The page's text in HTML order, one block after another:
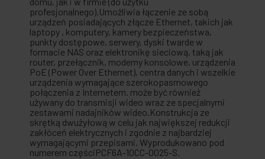
profesjonalnego).Umożliwia łączenie ze sobą
urządzeń posiadających złącze Ethernet, takich jak
laptopy , komputery, kamery bezpieczeństwa,
punkty dostępowe, serwery, dyski twarde w
formacie NAS oraz elektronikę sieciową, taką jak
router, przełącznik, modemy konsolowe, urządzenia
PoE (Power Over Ethernet), centra danych i wszelkie
urządzenia wymagające szerokopasmowego
połączenia z Internetem. może być również
używany do transmisji wideo wraz ze specjalnymi
zestawami nadajników wideo.Konstrukcja ze
skrętką dwużyłową w celu jak największej redukcji
zakłóceń elektrycznych i zgodnie z najbardziej
wymagającymi przepisami. Wyprodukowano pod
numerem częściPCF6A-10CC-0025-S.